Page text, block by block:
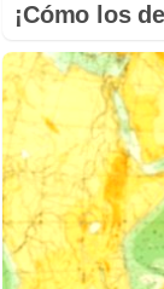
¡Cómo los